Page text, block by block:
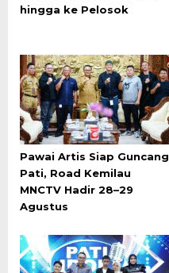
hingga ke Pelosok
Pawai Artis Siap Guncang
Pati, Road Kemilau
MNCTV Hadir 28–29
Agustus